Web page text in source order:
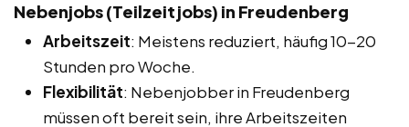
Nebenjobs (Teilzeitjobs) in Freudenberg
Arbeitszeit: Meistens reduziert, häufig 10-20
Stunden pro Woche.
Flexibilität: Nebenjobber in Freudenberg
müssen oft bereit sein, ihre Arbeitszeiten